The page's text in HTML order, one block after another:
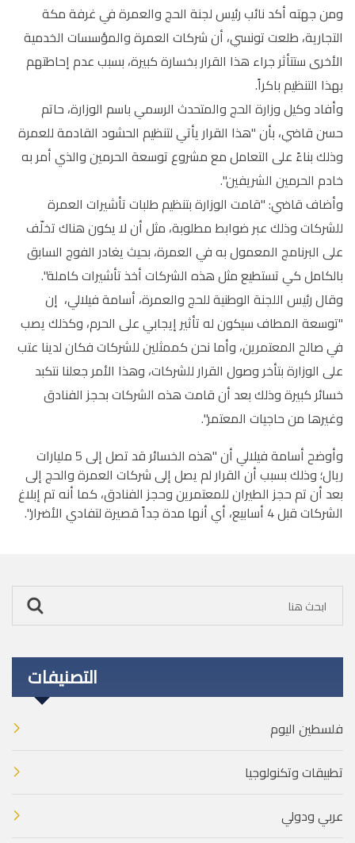
ومن جهته أكد نائب رئيس لجنة الحج والعمرة في غرفة مكة
التجارية، طلعت تونسي، أن شركات العمرة والمؤسسات الخدمية
الأخرى ستتأثر جراء هذا القرار بخسارة كبيرة، بسبب عدم إحاطتهم
بهذا التنظيم باكراً.
وأفاد وكيل وزارة الحج والمتحدث الرسمي باسم الوزارة، حاتم
حسن قاضي، بأن "هذا القرار يأتي لتنظيم الحشود القادمة للعمرة
وذلك بناءً على التعامل مع مشروع توسعة الحرمين والذي أمر به
خادم الحرمين الشريفين".
وأضاف قاضي: "قامت الوزارة بتنظيم طلبات تأشيرات العمرة
للشركات وذلك عبر ضوابط مطلوبة، مثل أن لا يكون هناك تخلّف
على البرنامج المعمول به في العمرة، بحيث يغادر الفوج السابق
بالكامل كي تستطيع مثل هذه الشركات أخذ تأشيرات كاملة".
وقال رئيس اللجنة الوطنية للحج والعمرة، أسامة فيلالي، إن
"توسعة المطاف سيكون له تأثير إيجابي على الحرم، وكذلك يصب
في صالح المعتمرين، وأما نحن كممثلين للشركات فكان لدينا عتب
على الوزارة بتأخر وصول القرار للشركات، وهذا الأمر جعلنا نتكبد
خسائر كبيرة وذلك بعد أن قامت هذه الشركات بحجز الفنادق
وغيرها من حاجيات المعتمر".
وأوضح أسامة فيلالي أن "هذه الخسائر قد تصل إلى 5 مليارات
ريال؛ وذلك بسبب أن القرار لم يصل إلى شركات العمرة والحج إلى
بعد أن تم حجز الطيران للمعتمرين وحجز الفنادق، كما أنه تم إبلاغ
الشركات قبل 4 أسابيع، أي أنها مدة جداً قصيرة لتفادي الأضرار".
التصنيفات
فلسطين اليوم
تطبيقات وتكنولوجيا
عربي ودولي